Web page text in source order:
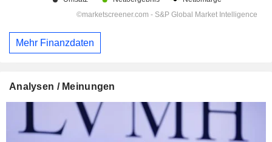
Mehr Finanzdaten
Analysen / Meinungen